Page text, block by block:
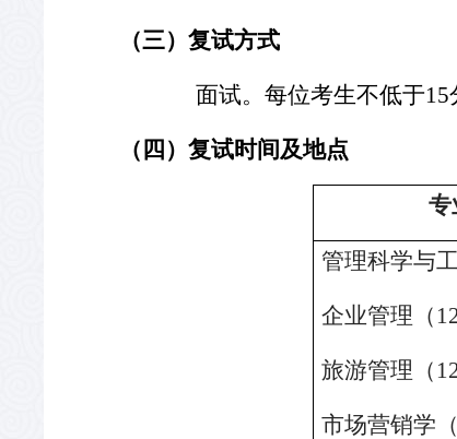
（三）复试方式
面试。每位考生不低于15
（四）复试时间及地点
专
管理科学与
企业管理（
旅游管理（
市场营销学（